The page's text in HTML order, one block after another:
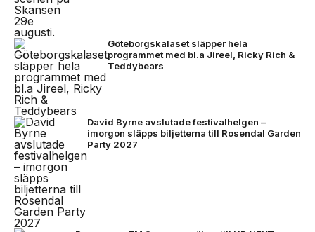
Göteborgskalaset släpper hela
programmet med bl.a Jireel, Ricky Rich &
Teddybears
David Byrne avslutade festivalhelgen –
imorgon släpps biljetterna till Rosendal Garden
Party 2027